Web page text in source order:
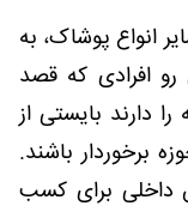
انواع پوشاک، به
افرادی که قصد
دارند بایستی از
برخوردار باشند.
داخلی برای کسب